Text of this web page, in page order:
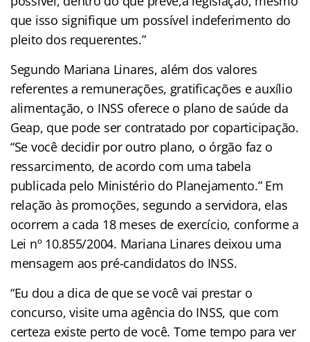
que isso signifique um possível indeferimento do
pleito dos requerentes.”
Segundo Mariana Linares, além dos valores
referentes a remunerações, gratificações e auxílio
alimentação, o INSS oferece o plano de saúde da
Geap, que pode ser contratado por coparticipação.
“Se você decidir por outro plano, o órgão faz o
ressarcimento, de acordo com uma tabela
publicada pelo Ministério do Planejamento.” Em
relação às promoções, segundo a servidora, elas
ocorrem a cada 18 meses de exercício, conforme a
Lei nº 10.855/2004. Mariana Linares deixou uma
mensagem aos pré-candidatos do INSS.
“Eu dou a dica de que se você vai prestar o
concurso, visite uma agência do INSS, que com
certeza existe perto de você. Tome tempo para ver